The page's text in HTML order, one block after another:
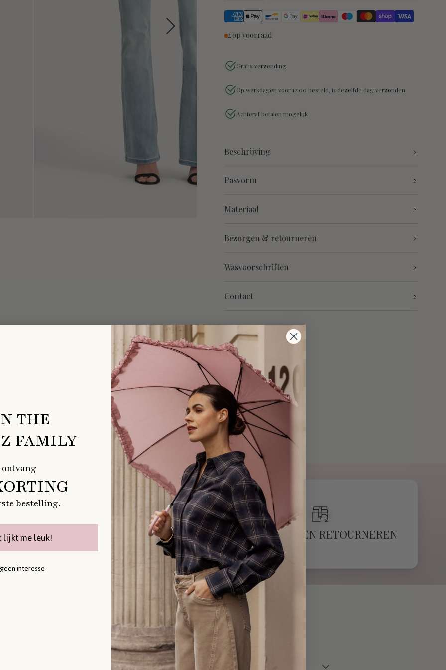
2 op voorraad
Gratis verzending
Op werkdagen voor 12:00 besteld, is dezelfde dag verzonden.
Achteraf betalen mogelijk
Beschrijving
Pasvorm
Materiaal
Bezorgen & retourneren
Wasvoorschriften
Contact
LEVERING BINNEN 1-2
TOT 14 DAGEN RETOURNEREN
THE
FAMILY
ontvang
bestelling.
lijkt me leuk!
interesse